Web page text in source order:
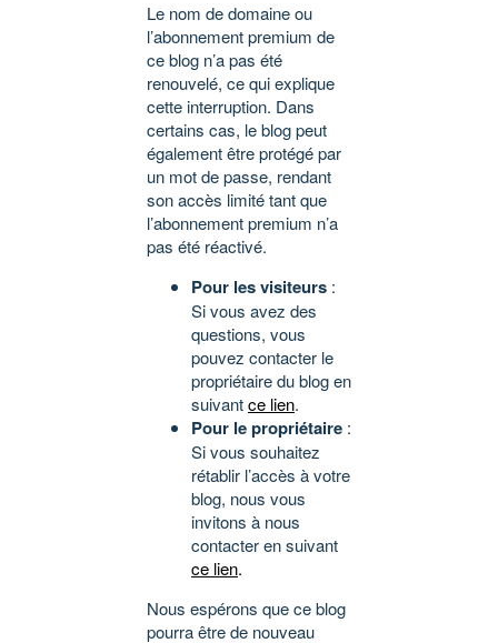
Le nom de domaine ou
l’abonnement premium de
ce blog n’a pas été
renouvelé, ce qui explique
cette interruption. Dans
certains cas, le blog peut
également être protégé par
un mot de passe, rendant
son accès limité tant que
l’abonnement premium n’a
pas été réactivé.
Pour les visiteurs :
Si vous avez des
questions, vous
pouvez contacter le
propriétaire du blog en
suivantce lien.
Pour le propriétaire :
Si vous souhaitez
rétablir l’accès à votre
blog, nous vous
invitons à nous
contacter en suivant
ce lien.
Nous espérons que ce blog
pourra être de nouveau